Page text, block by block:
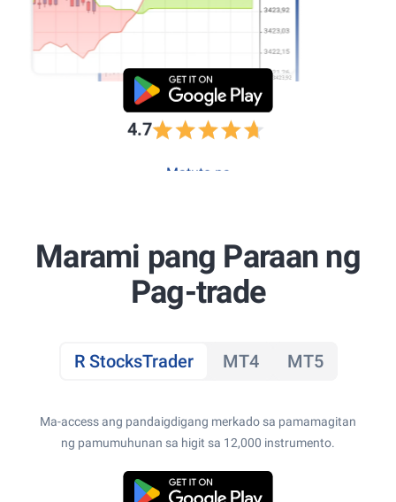
4.7
Matuto pa
Marami pang Paraan ng
Pag-trade
R StocksTrader MT4 MT5
Ma-access ang pandaigdigang merkado sa pamamagitan
ng pamumuhunan sa higit sa 12,000 instrumento.